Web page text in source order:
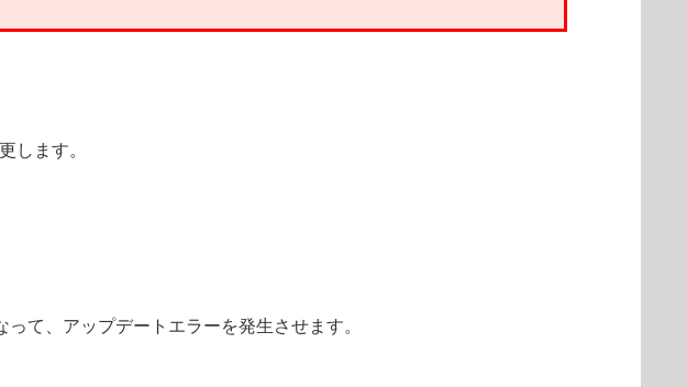
します。
て、アップデートエラーを発生させます。